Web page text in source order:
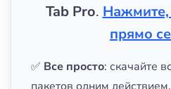
Tab Pro. Нажмите,
прямо
✅ Все просто: скачайте